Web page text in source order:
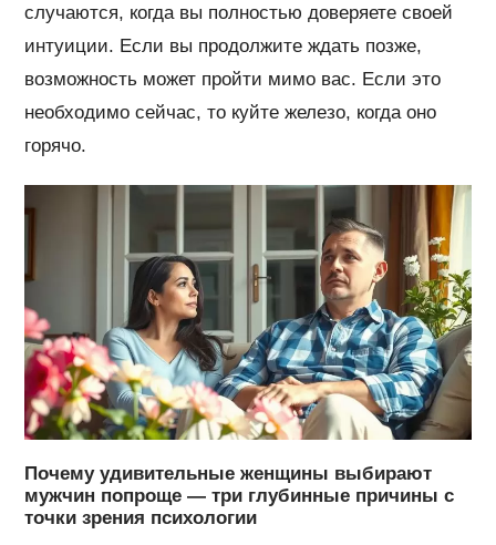
случаются, когда вы полностью доверяете своей
интуиции. Если вы продолжите ждать позже,
возможность может пройти мимо вас. Если это
необходимо сейчас, то куйте железо, когда оно
горячо.
Почему удивительные женщины выбирают
мужчин попроще — три глубинные причины с
точки зрения психологии